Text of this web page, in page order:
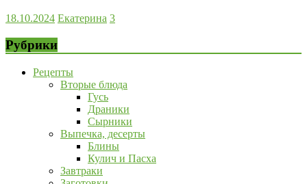
18.10.2024 Екатерина 3
Рубрики
Рецепты
Вторые блюда
Гусь
Драники
Сырники
Выпечка, десерты
Блины
Кулич и Пасха
Завтраки